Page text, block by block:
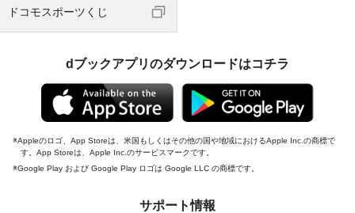
ドコモスポーツくじ
dブックアプリのダウンロードはコチラ
Appleのロゴ、App Storeは、米国もしくはその他の国や地域におけるApple Inc.の商標で
す。App Storeは、Apple Inc.のサービスマークです。
Google Play および Google Play ロゴは Google LLC の商標です。
サポート情報